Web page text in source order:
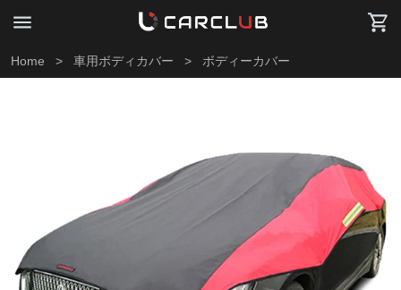
Home > 車用ボディカバー > ボディーカバー